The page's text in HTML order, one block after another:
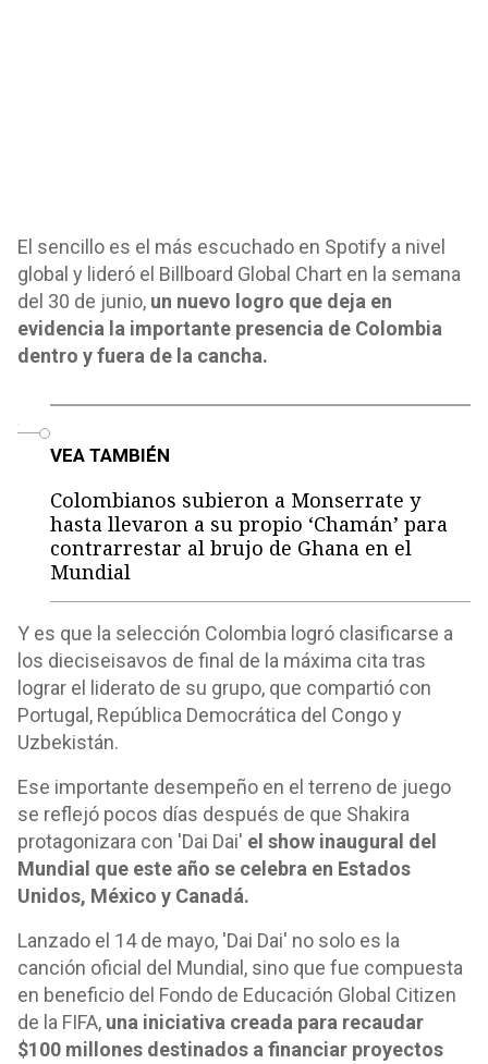
El sencillo es el más escuchado en Spotify a nivel
global y lideró el Billboard Global Chart en la semana
del 30 de junio, un nuevo logro que deja en
evidencia la importante presencia de Colombia
dentro y fuera de la cancha.
VEA TAMBIÉN
Colombianos subieron a Monserrate y
hasta llevaron a su propio ‘Chamán’ para
contrarrestar al brujo de Ghana en el
Mundial
Y es que la selección Colombia logró clasificarse a
los dieciseisavos de final de la máxima cita tras
lograr el liderato de su grupo, que compartió con
Portugal, República Democrática del Congo y
Uzbekistán.
Ese importante desempeño en el terreno de juego
se reflejó pocos días después de que Shakira
protagonizara con 'Dai Dai' el show inaugural del
Mundial que este año se celebra en Estados
Unidos, México y Canadá.
Lanzado el 14 de mayo, 'Dai Dai' no solo es la
canción oficial del Mundial, sino que fue compuesta
en beneficio del Fondo de Educación Global Citizen
de la FIFA, una iniciativa creada para recaudar
$100 millones destinados a financiar proyectos